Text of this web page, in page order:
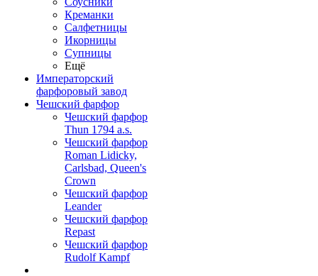
Креманки
Салфетницы
Икорницы
Супницы
Ещё
Императорский
фарфоровый завод
Чешский фарфор
Чешский фарфор
Thun 1794 a.s.
Чешский фарфор
Roman Lidicky,
Carlsbad, Queen's
Crown
Чешский фарфор
Leander
Чешский фарфор
Repast
Чешский фарфор
Rudolf Kampf